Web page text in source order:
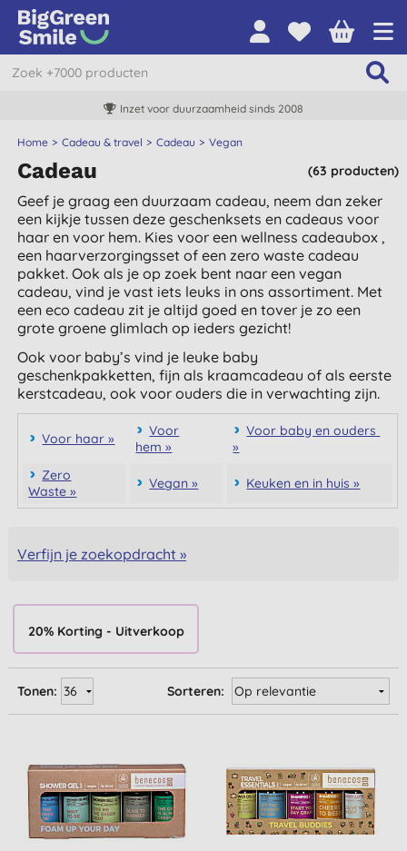
Inzet voor duurzaamheid sinds 2008
Home Cadeau & travel Cadeau Vegan
(63 producten)
Cadeau
Geef je graag een duurzaam cadeau, neem dan zeker
een kijkje tussen deze geschenksets en cadeaus voor
haar en voor hem. Kies voor een wellness cadeaubox ,
een haarverzorgingsset of een zero waste cadeau
pakket. Ook als je op zoek bent naar een vegan
cadeau, vind je vast iets leuks in ons assortiment. Met
een eco cadeau zit je altijd goed en tover je zo een
grote groene glimlach op ieders gezicht!
Ook voor baby’s vind je leuke baby
geschenkpakketten, fijn als kraamcadeau of als eerste
kerstcadeau, ook voor ouders die in verwachting zijn.
Voor haar »
Voor
hem »
Voor baby en ouders
»
Zero
Waste »
Vegan » Keuken en in huis »
Verfijn je zoekopdracht »
20% Korting - Uitverkoop
Sorteren:
Tonen: